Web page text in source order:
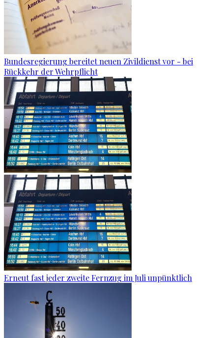
Bundesregierung bereitet neuen Zivildienst vor - bei
Rückkehr der Wehrpflicht
Erneut fast jeder zweite Fernzug im Juli unpünktlich